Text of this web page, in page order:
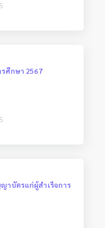
ศึกษา 2567
บัตรแก่ผู้สำเร็จการ